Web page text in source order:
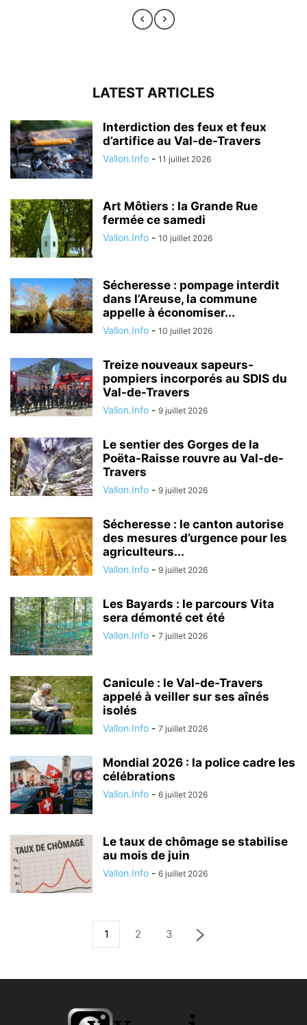
LATEST ARTICLES
Interdiction des feux et feux
d’artifice au Val-de-Travers
Vallon.Info - 11 juillet 2026
Art Môtiers : la Grande Rue
fermée ce samedi
Vallon.Info - 10 juillet 2026
Sécheresse : pompage interdit
dans l’Areuse, la commune
appelle à économiser...
Vallon.Info - 10 juillet 2026
Treize nouveaux sapeurs-
pompiers incorporés au SDIS du
Val-de-Travers
Vallon.Info - 9 juillet 2026
Le sentier des Gorges de la
Poëta-Raisse rouvre au Val-de-
Travers
Vallon.Info - 9 juillet 2026
Sécheresse : le canton autorise
des mesures d’urgence pour les
agriculteurs...
Vallon.Info - 9 juillet 2026
Les Bayards : le parcours Vita
sera démonté cet été
Vallon.Info - 7 juillet 2026
Canicule : le Val-de-Travers
appelé à veiller sur ses aînés
isolés
Vallon.Info - 7 juillet 2026
Mondial 2026 : la police cadre les
célébrations
Vallon.Info - 6 juillet 2026
Le taux de chômage se stabilise
au mois de juin
Vallon.Info - 6 juillet 2026
1 2 3